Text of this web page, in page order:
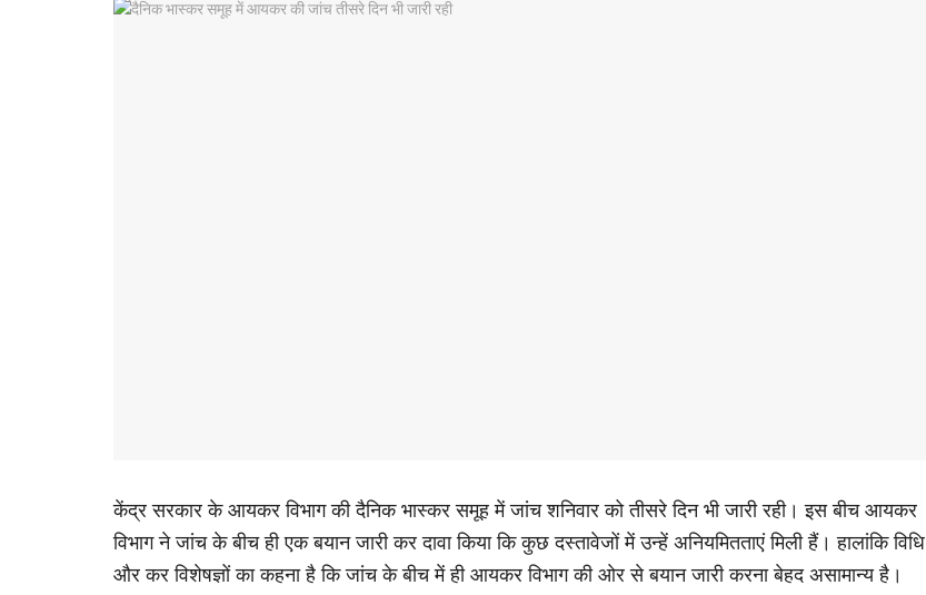
केंद्र सरकार के आयकर विभाग की दैनिक भास्कर समूह में जांच शनिवार को तीसरे दिन भी जारी रही। इस बीच आयकर
विभाग ने जांच के बीच ही एक बयान जारी कर दावा किया कि कुछ दस्तावेजों में उन्हें अनियमितताएं मिली हैं। हालांकि विधि
और कर विशेषज्ञों का कहना है कि जांच के बीच में ही आयकर विभाग की ओर से बयान जारी करना बेहद असामान्य है।